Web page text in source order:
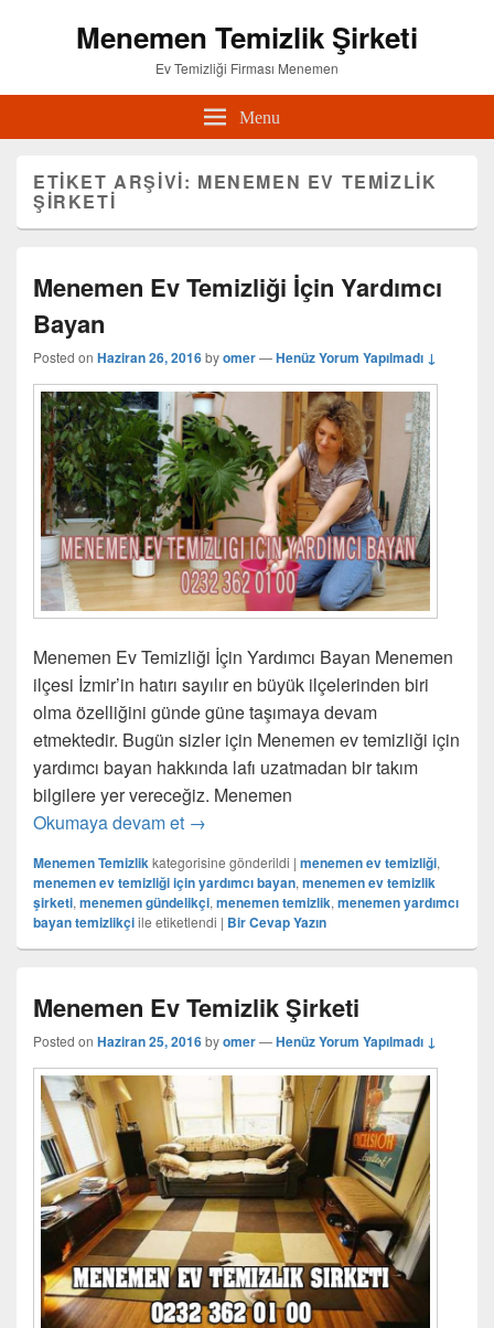
Menemen Temizlik Şirketi
Ev Temizliği Firması Menemen
Menu
ETIKET ARŞIVI: MENEMEN EV TEMIZLIK
ŞIRKETI
Menemen Ev Temizliği İçin Yardımcı
Bayan
Posted on Haziran 26, 2016byomer—Henüz Yorum Yapılmadı ↓
Menemen Ev Temizliği İçin Yardımcı Bayan Menemen
ilçesi İzmir’in hatırı sayılır en büyük ilçelerinden biri
olma özelliğini günde güne taşımaya devam
etmektedir. Bugün sizler için Menemen ev temizliği için
yardımcı bayan hakkında lafı uzatmadan bir takım
bilgilere yer vereceğiz. Menemen
Okumaya devam et Menemen Ev Temizliği İçin Yardımcı
→
Menemen Temizlik kategorisine gönderildi | menemen ev temizliği,
menemen ev temizliği için yardımcı bayan, menemen ev temizlik
şirketi, menemen gündelikçi, menemen temizlik, menemen yardımcı
bayan temizlikçiile etiketlendi | Bir Cevap Yazın
Menemen Ev Temizlik Şirketi
Posted on Haziran 25, 2016byomer—Henüz Yorum Yapılmadı ↓